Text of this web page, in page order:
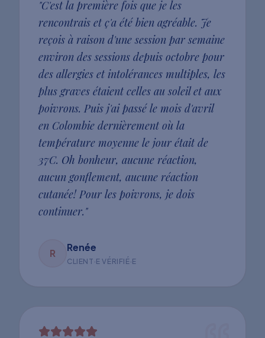
"C'est la première fois que je les
rencontrais et ç'a été bien agréable. Je
reçois à raison d'une session par semaine
environ des sessions depuis octobre pour
des allergies et intolérances multiples, les
plus graves étaient celles au soleil et aux
poivrons. Puis j'ai passé le mois d'avril
en Colombie dernièrement où la
température moyenne le jour était de
37C. Oh bonheur, aucune réaction,
aucun gonflement, aucune réaction
cutanée! Pour les poivrons, je dois
continuer."
R Renée
CLIENT·E VÉRIFIÉ·E